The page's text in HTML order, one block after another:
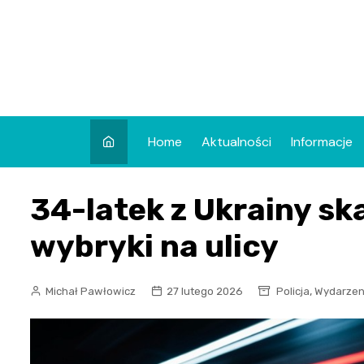
Home Aktualności Informacje
34-latek z Ukrainy
wybryki na ulicy
Michał Pawłowicz 27 lutego 2026 Policja,